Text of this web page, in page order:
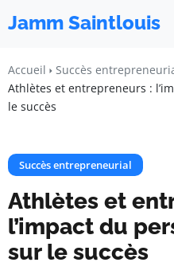
Jamm Saintlouis
Accueil
Succès
Athlètes et entrepreneurs :
le succès
Succès entrepreneurial
Athlètes et
l’impact du
sur le succès